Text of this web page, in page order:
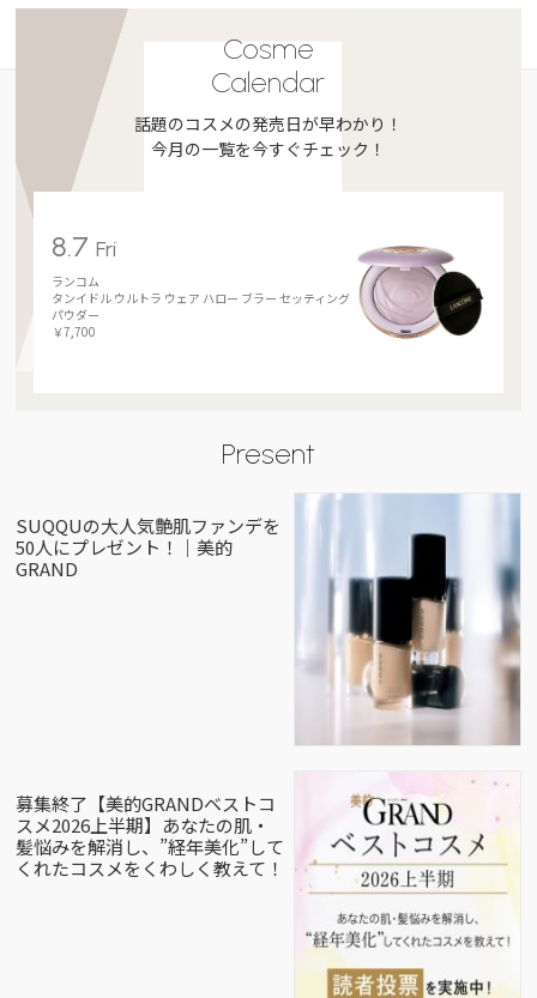
Cosme
Calendar
話題のコスメの発売日が早わかり！
今月の一覧を今すぐチェック！
8.7Fri
ランコム
タンイドル ウルトラ ウェア ハロー ブラー セッティング
パウダー
￥7,700
Present
SUQQUの大人気艶肌ファンデを
50人にプレゼント！｜美的
GRAND
募集終了【美的GRANDベストコ
スメ2026上半期】あなたの肌・
髪悩みを解消し、”経年美化”して
くれたコスメをくわしく教えて！